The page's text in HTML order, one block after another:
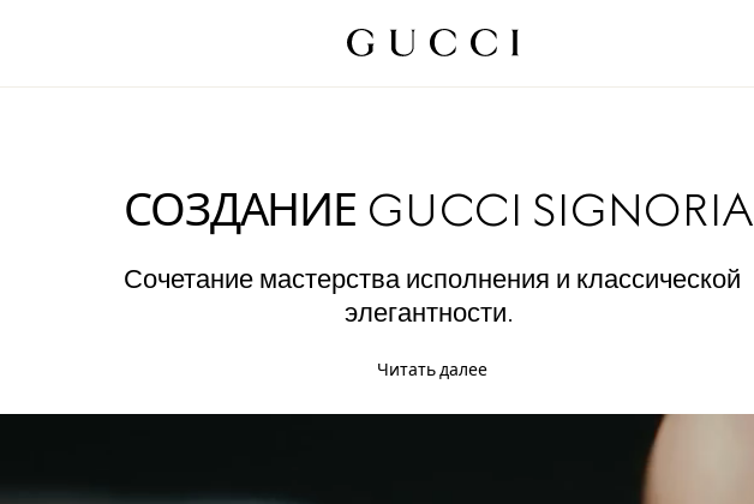
СОЗДАНИЕ GUCCI SIGNORIA
Сочетание мастерства исполнения и классической
элегантности.
Читать далее